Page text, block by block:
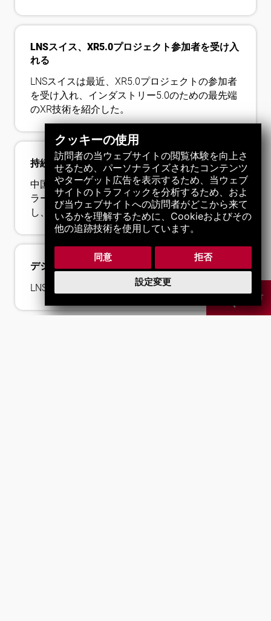
クッキーの使用
訪問者の当ウェブサイトの閲覧体験を向上さ
せるため、パーソナライズされたコンテンツ
やターゲット広告を表示するため、当ウェブ
サイトのトラフィックを分析するため、およ
び当ウェブサイトへの訪問者がどこから来て
いるかを理解するために、Cookieおよびその
他の追跡技術を使用しています。
同意 拒否
設定変更
LNSスイス、XR5.0プロジェクト参加者を受け入
れる
LNSスイスは最近、XR5.0プロジェクトの参加者
を受け入れ、インダストリー5.0のための最先端
のXR技術を紹介した。
持続可能な歩み：中国の新工場
中国新工場では、エネルギー需要の80％をソー
ラーパネルで賄うなど、エネルギー効率を重視
し、環境負荷の低減を目指している。
デジタルエクスペリエンスの刷新
LNSの新時代！
CHAT